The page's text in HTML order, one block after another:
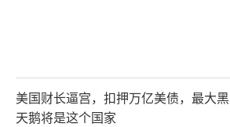
美国财长逼宫，扣押万亿美债，最大黑
天鹅将是这个国家